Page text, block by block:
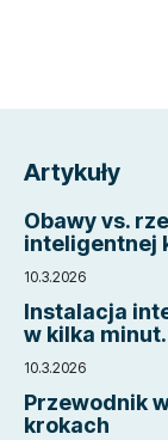
Artykuły
Obawy vs.
inteligentnej
10.3.2026
Instalacja
w kilka minut.
10.3.2026
Przewodnik
krokach